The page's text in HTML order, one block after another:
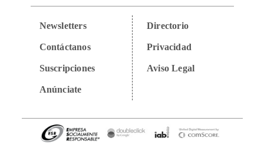
Newsletters
Contáctanos
Suscripciones
Anúnciate
Directorio
Privacidad
Aviso Legal